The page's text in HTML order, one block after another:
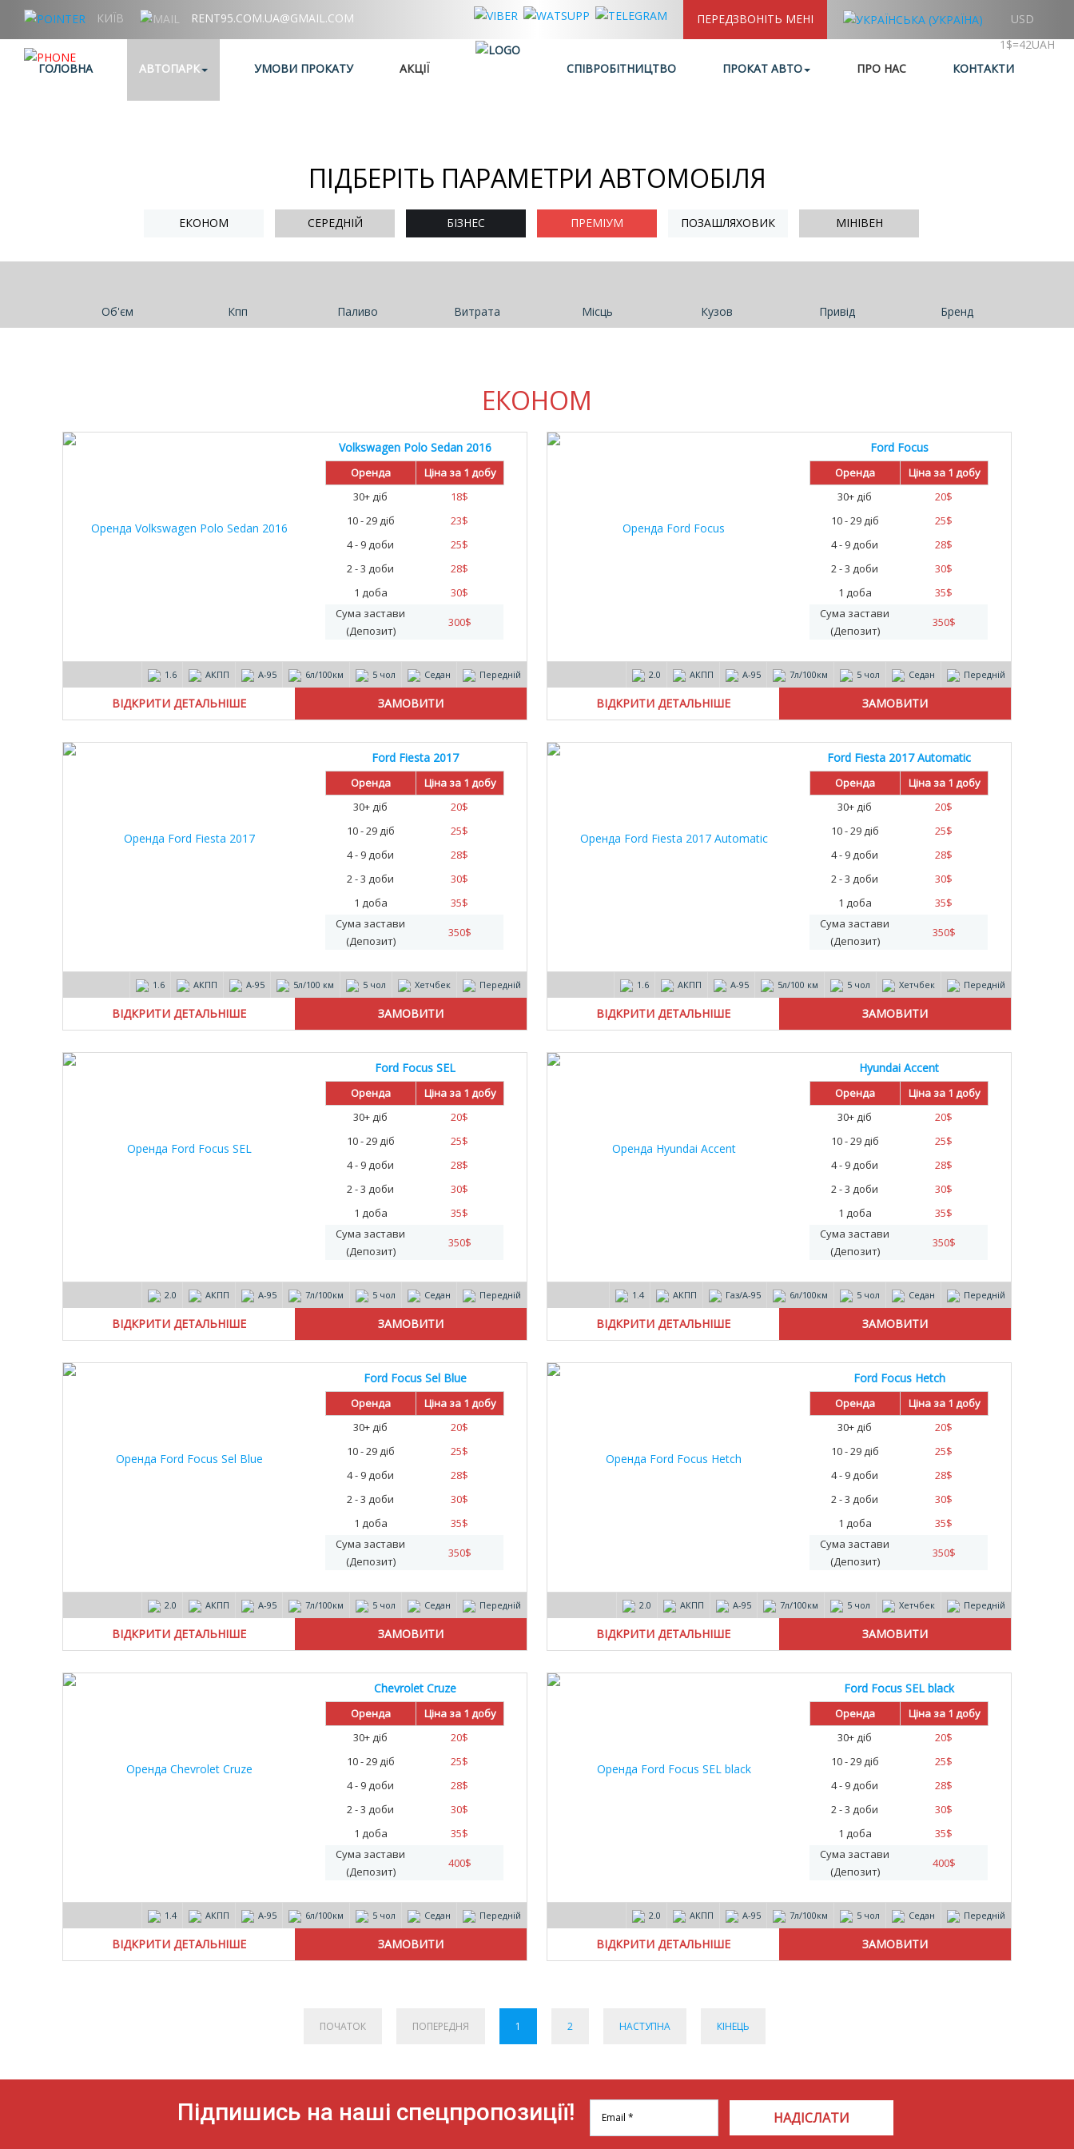
КИЇВ RENT95.COM.UA@GMAIL.COM ПЕРЕДЗВОНІТЬ МЕНІ
USD
1$=42UAH
ГОЛОВНА
АВТОПАРК УМОВИ ПРОКАТУ АКЦІЇ СПІВРОБІТНИЦТВО ПРОКАТ АВТО ПРО НАС КОНТАКТИ
ПІДБЕРІТЬ ПАРАМЕТРИ АВТОМОБІЛЯ
ЕКОНОМ СЕРЕДНІЙ БІЗНЕС ПРЕМІУМ ПОЗАШЛЯХОВИК МІНІВЕН
Об'єм Кпп Паливо Витрата Місць Кузов Привід Бренд
ЕКОНОМ
Volkswagen Polo Sedan 2016
Оренда
Ціна за 1 добу
30+ діб
18$
10 - 29 діб
23$
4 - 9 доби
25$
2 - 3 доби
28$
1 доба
30$
Сума застави
(Депозит)
300$
1.6 АКПП А-95 6л/100км 5 чол Седан Передній
ВІДКРИТИ ДЕТАЛЬНІШЕ
Ford Focus
Оренда
Ціна за 1 добу
30+ діб
20$
10 - 29 діб
25$
4 - 9 доби
28$
2 - 3 доби
30$
1 доба
35$
Сума застави
(Депозит)
350$
2.0 АКПП А-95 7л/100км 5 чол Седан Передній
ВІДКРИТИ ДЕТАЛЬНІШЕ
Ford Fiesta 2017
Оренда
Ціна за 1 добу
30+ діб
20$
10 - 29 діб
25$
4 - 9 доби
28$
2 - 3 доби
30$
1 доба
35$
Сума застави
(Депозит)
350$
1.6 АКПП А-95 5л/100 км 5 чол Хетчбек Передній
ВІДКРИТИ ДЕТАЛЬНІШЕ
Ford Fiesta 2017 Automatic
Оренда
Ціна за 1 добу
30+ діб
20$
10 - 29 діб
25$
4 - 9 доби
28$
2 - 3 доби
30$
1 доба
35$
Сума застави
(Депозит)
350$
1.6 АКПП А-95 5л/100 км 5 чол Хетчбек Передній
ВІДКРИТИ ДЕТАЛЬНІШЕ
Ford Focus SEL
Оренда
Ціна за 1 добу
30+ діб
20$
10 - 29 діб
25$
4 - 9 доби
28$
2 - 3 доби
30$
1 доба
35$
Сума застави
(Депозит)
350$
2.0 АКПП А-95 7л/100км 5 чол Седан Передній
ВІДКРИТИ ДЕТАЛЬНІШЕ
Hyundai Accent
Оренда
Ціна за 1 добу
30+ діб
20$
10 - 29 діб
25$
4 - 9 доби
28$
2 - 3 доби
30$
1 доба
35$
Сума застави
(Депозит)
350$
1.4 АКПП Газ/А-95 6л/100км 5 чол Седан Передній
ВІДКРИТИ ДЕТАЛЬНІШЕ
Ford Focus Sel Blue
Оренда
Ціна за 1 добу
30+ діб
20$
10 - 29 діб
25$
4 - 9 доби
28$
2 - 3 доби
30$
1 доба
35$
Сума застави
(Депозит)
350$
2.0 АКПП А-95 7л/100км 5 чол Седан Передній
ВІДКРИТИ ДЕТАЛЬНІШЕ
Ford Focus Hetch
Оренда
Ціна за 1 добу
30+ діб
20$
10 - 29 діб
25$
4 - 9 доби
28$
2 - 3 доби
30$
1 доба
35$
Сума застави
(Депозит)
350$
2.0 АКПП А-95 7л/100км 5 чол Хетчбек Передній
ВІДКРИТИ ДЕТАЛЬНІШЕ
Chevrolet Cruze
Оренда
Ціна за 1 добу
30+ діб
20$
10 - 29 діб
25$
4 - 9 доби
28$
2 - 3 доби
30$
1 доба
35$
Сума застави
(Депозит)
400$
1.4 АКПП А-95 6л/100км 5 чол Седан Передній
ВІДКРИТИ ДЕТАЛЬНІШЕ
Ford Focus SEL black
Оренда
Ціна за 1 добу
30+ діб
20$
10 - 29 діб
25$
4 - 9 доби
28$
2 - 3 доби
30$
1 доба
35$
Сума застави
(Депозит)
400$
2.0 АКПП А-95 7л/100км 5 чол Седан Передній
ВІДКРИТИ ДЕТАЛЬНІШЕ
ПОЧАТОК ПОПЕРЕДНЯ 1 2 НАСТУПНА КІНЕЦЬ
Підпишись на наші спецпропозиції! НАДІСЛАТИ